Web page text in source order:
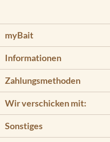
myBait
Informationen
Zahlungsmethoden
Wir verschicken mit:
Sonstiges